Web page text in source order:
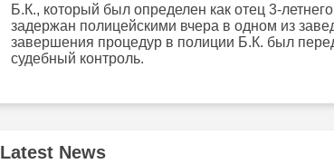
Б.К., который был определен как отец 3-
задержан полицейскими вчера в одном из
завершения процедур в полиции Б.К. был
судебный контроль.
Latest News